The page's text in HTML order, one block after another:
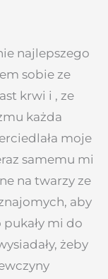
najlepszego
sobie ze
krwi i , ze
każda
moje
samemu mi
na twarzy ze
aby
mi do
żeby